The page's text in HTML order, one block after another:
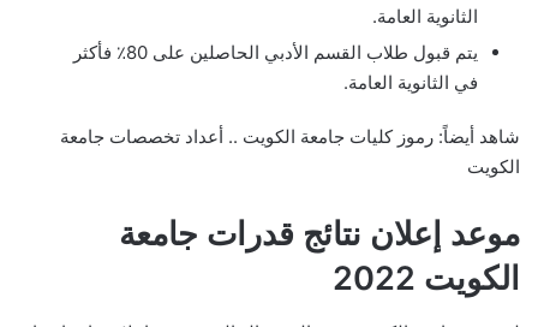
الثانوية العامة.
يتم قبول طلاب القسم الأدبي الحاصلين على 80٪ فأكثر
في الثانوية العامة.
شاهد أيضاً: رموز كليات جامعة الكويت .. أعداد تخصصات جامعة
الكويت
موعد إعلان نتائج قدرات جامعة
الكويت 2022